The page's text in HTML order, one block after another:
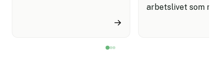
miljon svenskar uppger att
→
arbetslivet som